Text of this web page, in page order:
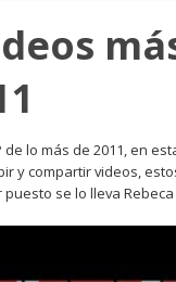
lo más de 2011, en
y compartir videos,
se lo lleva